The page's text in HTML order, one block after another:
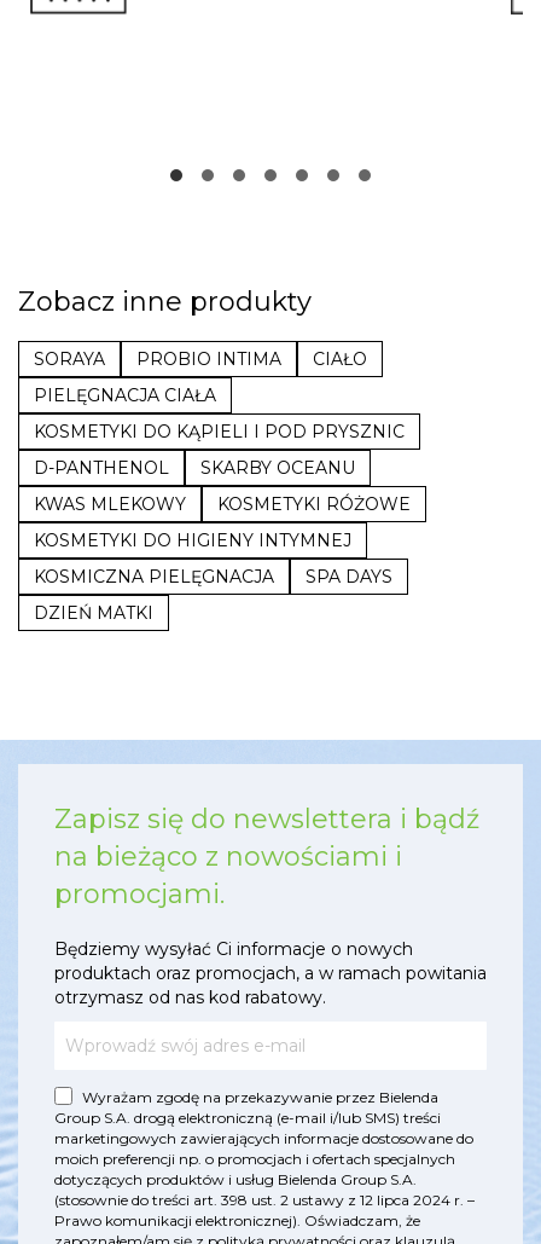
Zobacz inne produkty
SORAYA PROBIO INTIMA
CIAŁO
PIELĘGNACJA CIAŁA
KOSMETYKI DO KĄPIELI I POD PRYSZNIC
D-PANTHENOL
SKARBY OCEANU
KWAS MLEKOWY
KOSMETYKI RÓŻOWE
KOSMETYKI DO HIGIENY INTYMNEJ
KOSMICZNA PIELĘGNACJA
SPA DAYS
DZIEŃ MATKI
Zapisz się do newslettera i bądź
na bieżąco z nowościami i
promocjami.
Będziemy wysyłać Ci informacje o nowych
produktach oraz promocjach, a w ramach powitania
otrzymasz od nas kod rabatowy.
Wyrażam zgodę na przekazywanie przez Bielenda
Group S.A. drogą elektroniczną (e-mail i/lub SMS) treści
marketingowych zawierających informacje dostosowane do
moich preferencji np. o promocjach i ofertach specjalnych
dotyczących produktów i usług Bielenda Group S.A.
(stosownie do treści art. 398 ust. 2 ustawy z 12 lipca 2024 r. –
Prawo komunikacji elektronicznej). Oświadczam, że